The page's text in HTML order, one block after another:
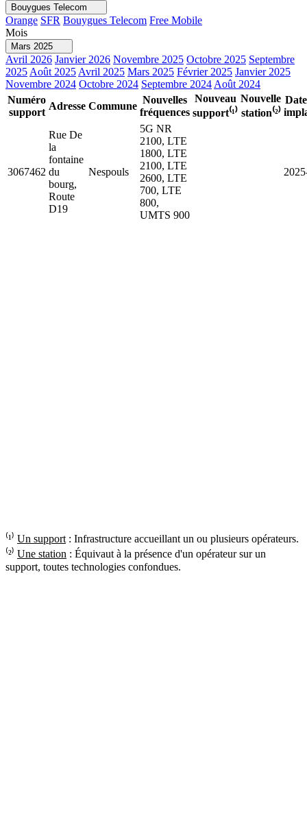
Bouygues Telecom
Orange SFR Bouygues Telecom Free Mobile
Mois
Mars 2025
Avril 2026 Janvier 2026 Novembre 2025 Octobre 2025 Septembre
2025 Août 2025 Avril 2025 Mars 2025 Février 2025 Janvier 2025
Novembre 2024 Octobre 2024 Septembre 2024 Août 2024
Numéro
support
Adresse Commune
Nouvelles
fréquences
Nouveau
support⁽¹⁾
Nouvelle
station⁽²⁾
3067462
Rue De
la
fontaine
du
bourg,
Route
D19
Nespouls
5G NR
2100, LTE
1800, LTE
2100, LTE
2600, LTE
700, LTE
800,
UMTS 900
⁽¹⁾ Un support : Infrastructure accueillant un ou plusieurs opérateurs.
⁽²⁾ Une station : Équivaut à la présence d'un opérateur sur un
support, toutes technologies confondues.